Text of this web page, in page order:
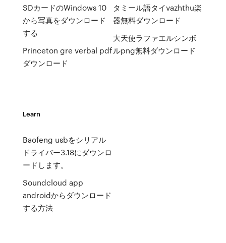
SDカードのWindows 10
から写真をダウンロード
する
Princeton gre verbal pdf
ダウンロード
タミール語タイvazhthu楽
器無料ダウンロード
大天使ラファエルシンボ
ルpng無料ダウンロード
Learn
Baofeng usbをシリアル
ドライバー3.18にダウンロ
ードします。
Soundcloud app
androidからダウンロード
する方法